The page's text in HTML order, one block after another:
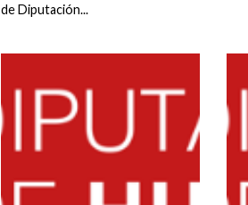
de Diputación...